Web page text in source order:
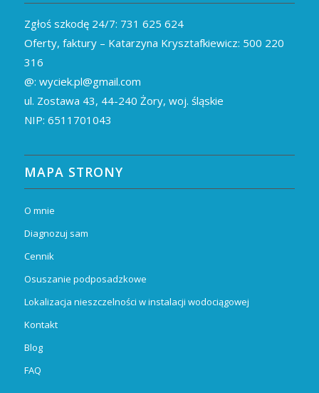
Zgłoś szkodę 24/7: 731 625 624
Oferty, faktury – Katarzyna Krysztafkiewicz: 500 220
316
@: wyciek.pl@gmail.com
ul. Zostawa 43, 44-240 Żory, woj. śląskie
NIP: 6511701043
MAPA STRONY
O mnie
Diagnozuj sam
Cennik
Osuszanie podposadzkowe
Lokalizacja nieszczelności w instalacji wodociągowej
Kontakt
Blog
FAQ